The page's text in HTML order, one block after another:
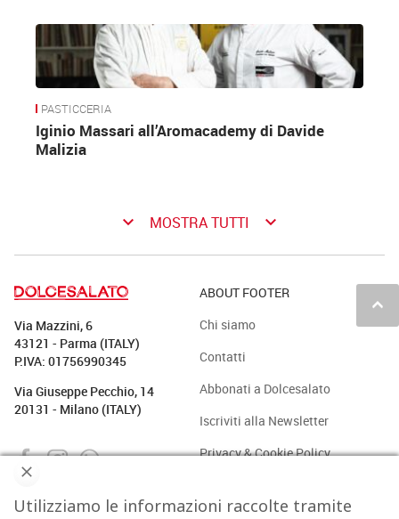
PASTICCERIA
Iginio Massari all’Aromacademy di Davide
Malizia
keyboard_arrow_down MOSTRA TUTTI keyboard_arrow_down
keyboard_arrow_up
Via Mazzini, 6
43121 - Parma (ITALY)
P.IVA: 01756990345
Via Giuseppe Pecchio, 14
20131 - Milano (ITALY)
ABOUT FOOTER
Chi siamo
Contatti
Abbonati a Dolcesalato
Iscriviti alla Newsletter
Privacy & Cookie Policy
Utilizziamo le informazioni raccolte tramite